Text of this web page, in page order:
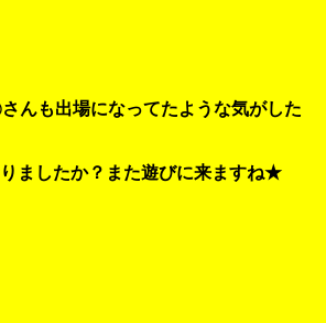
んも出場になってたような気がした
ましたか？また遊びに来ますね★